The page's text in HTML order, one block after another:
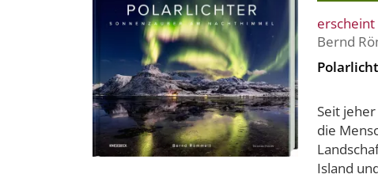
erscheint
Bernd
Seit
die
Island